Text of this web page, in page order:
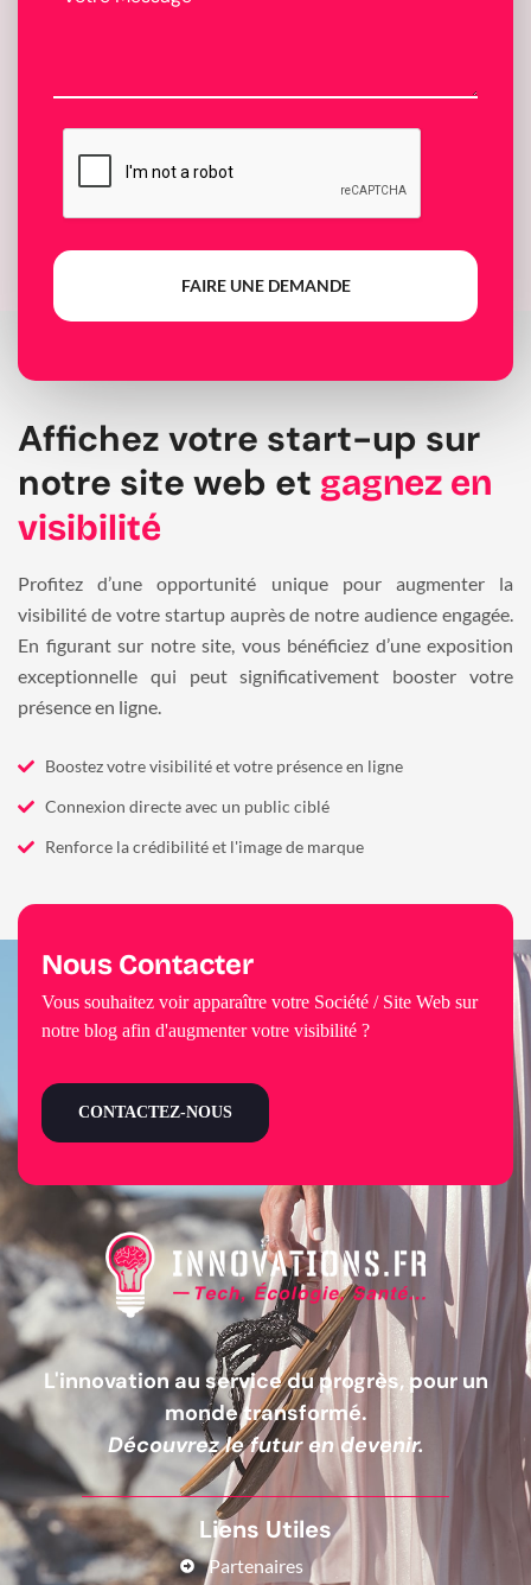
FAIRE UNE DEMANDE
Affichez votre start-up sur
notre site web et gagnez en
visibilité
Profitez d’une opportunité unique pour augmenter la
visibilité de votre startup auprès de notre audience engagée.
En figurant sur notre site, vous bénéficiez d’une exposition
exceptionnelle qui peut significativement booster votre
présence en ligne.
Boostez votre visibilité et votre présence en ligne
Connexion directe avec un public ciblé
Renforce la crédibilité et l'image de marque
L'innovation au service du progrès, pour un
monde transformé.
Découvrez le futur en devenir.
Liens Utiles
Partenaires
Nous Contacter
Vous souhaitez voir apparaître votre Société / Site Web sur
notre blog afin d'augmenter votre visibilité ?
CONTACTEZ-NOUS